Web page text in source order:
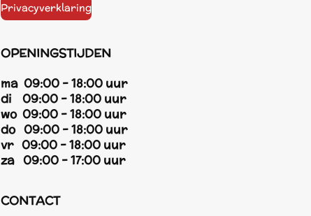
Privacyverklaring
OPENINGSTIJDEN
ma 09:00 - 18:00 uur
di 09:00 - 18:00 uur
wo 09:00 - 18:00 uur
do 09:00 - 18:00 uur
vr 09:00 - 18:00 uur
za 09:00 - 17:00 uur
CONTACT